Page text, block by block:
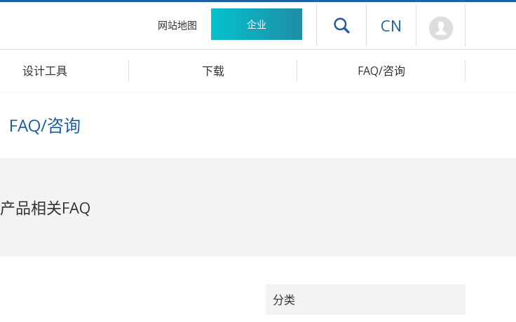
网站地图 企业 打开抽屉菜单
CN
设计工具 下载 FAQ/咨询
FAQ/咨询
产品相关FAQ
分类